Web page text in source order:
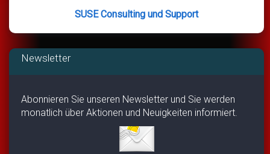
SUSE Consulting und Support
Newsletter
Abonnieren Sie unseren Newsletter und Sie werden
monatlich über Aktionen und Neuigkeiten informiert.